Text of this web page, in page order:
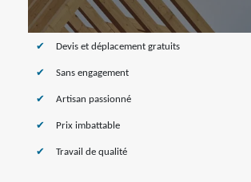
Devis et déplacement gratuits
Sans engagement
Artisan passionné
Prix imbattable
Travail de qualité